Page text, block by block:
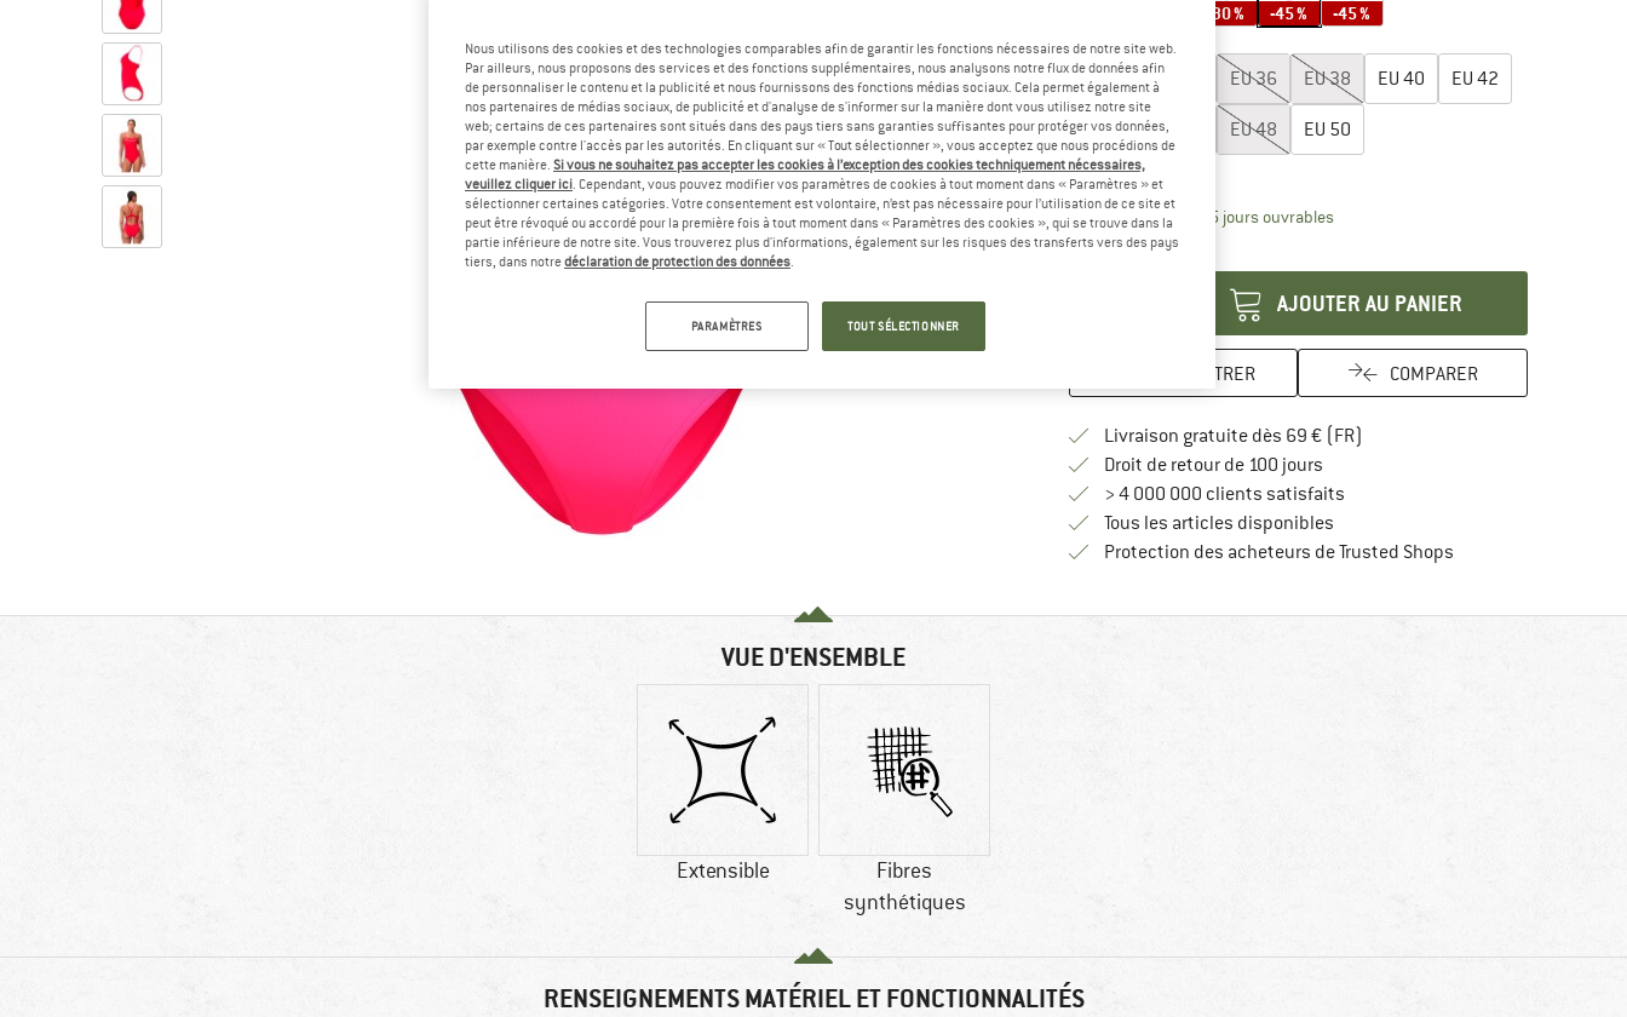
-30 % -45 % -45 %
Sélectionner taille:
EU32 EU EU36 EU38 EU 40 EU 42
EU44 EU EU48 EU 50
Guide des tailles
Délai de livraison: 3-5 jours ouvrablesLe lien s'ouvre dans une boîte
Quantité:
AJOUTER AU PANIER
ENREGISTRER COMPARER
Livraison gratuite dès 69 € (FR)
Droit de retour de 100 joursTrouve les informations de
> 4 000 000 clients satisfaits
Tous les articles disponibles
Protection des acheteurs de Trusted ShopsTrouve toutes les
VUE D'ENSEMBLE
Extensible
Fibres
synthétiques
RENSEIGNEMENTS MATÉRIEL ET FONCTIONNALITÉS
Nous utilisons des cookies et des technologies comparables afin de garantir les fonctions nécessaires de notre site web.
Par ailleurs, nous proposons des services et des fonctions supplémentaires, nous analysons notre flux de données afin
de personnaliser le contenu et la publicité et nous fournissons des fonctions médias sociaux. Cela permet également à
nos partenaires de médias sociaux, de publicité et d'analyse de s'informer sur la manière dont vous utilisez notre site
web; certains de ces partenaires sont situés dans des pays tiers sans garanties suffisantes pour protéger vos données,
par exemple contre l'accès par les autorités. En cliquant sur « Tout sélectionner », vous acceptez que nous procédions de
cette manière. Si vous ne souhaitez pas accepter les cookies à l’exception des cookies techniquement nécessaires,
veuillez cliquer ici . Cependant, vous pouvez modifier vos paramètres de cookies à tout moment dans « Paramètres » et
sélectionner certaines catégories. Votre consentement est volontaire, n’est pas nécessaire pour l’utilisation de ce site et
peut être révoqué ou accordé pour la première fois à tout moment dans « Paramètres des cookies », qui se trouve dans la
partie inférieure de notre site. Vous trouverez plus d'informations, également sur les risques des transferts vers des pays
tiers, dans notredéclaration de protection des données
PARAMÈTRES TOUT SÉLECTIONNER